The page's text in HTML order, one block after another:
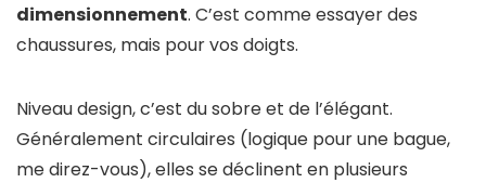
dimensionnement. C’est comme essayer des
chaussures, mais pour vos doigts.
Niveau design, c’est du sobre et de l’élégant.
Généralement circulaires (logique pour une bague,
me direz-vous), elles se déclinent en plusieurs